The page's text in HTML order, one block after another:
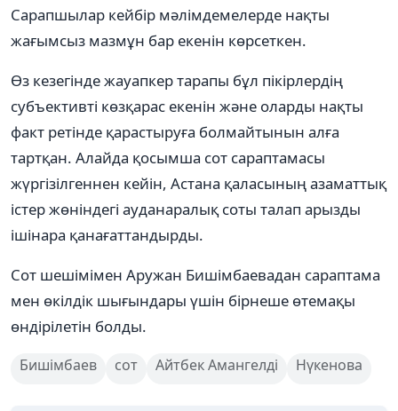
Сарапшылар кейбір мәлімдемелерде нақты
жағымсыз мазмұн бар екенін көрсеткен.
Өз кезегінде жауапкер тарапы бұл пікірлердің
субъективті көзқарас екенін және оларды нақты
факт ретінде қарастыруға болмайтынын алға
тартқан. Алайда қосымша сот сараптамасы
жүргізілгеннен кейін, Астана қаласының азаматтық
істер жөніндегі ауданаралық соты талап арызды
ішінара қанағаттандырды.
Сот шешімімен Аружан Бишімбаевадан сараптама
мен өкілдік шығындары үшін бірнеше өтемақы
өндірілетін болды.
Бишімбаев сот Айтбек Амангелді Нүкенова